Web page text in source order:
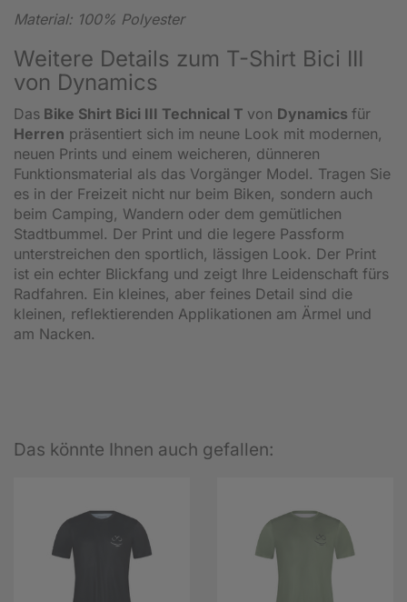
Material: 100% Polyester
Weitere Details zum T-Shirt Bici III
von Dynamics
Das Bike Shirt Bici III Technical T von Dynamics für
Herren präsentiert sich im neune Look mit modernen,
neuen Prints und einem weicheren, dünneren
Funktionsmaterial als das Vorgänger Model. Tragen Sie
es in der Freizeit nicht nur beim Biken, sondern auch
beim Camping, Wandern oder dem gemütlichen
Stadtbummel. Der Print und die legere Passform
unterstreichen den sportlich, lässigen Look. Der Print
ist ein echter Blickfang und zeigt Ihre Leidenschaft fürs
Radfahren. Ein kleines, aber feines Detail sind die
kleinen, reflektierenden Applikationen am Ärmel und
am Nacken.
Das könnte Ihnen auch gefallen: